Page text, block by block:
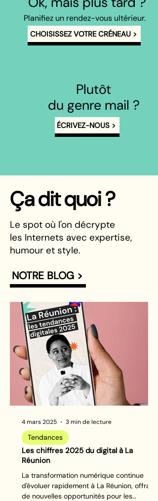
Planifiez un rendez-vous ultérieur.
CHOISISSEZ VOTRE CRÉNEAU >
ÉCRIVEZ-NOUS >
Plutôt
du genre mail ?
Ça dit quoi ?
Le spot où l'on décrypte
les Internets avec expertise,
humour et style.
NOTRE BLOG >
Les chiffres 2025 du digital à La
Réunion
La transformation numérique continue
d'évoluer rapidement à La Réunion, offrant
de nouvelles opportunités pour les
Tendances
4 mars 2025 3 min de lecture